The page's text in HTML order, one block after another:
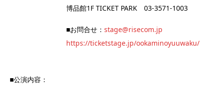
博品館1F TICKET PARK 03-3571-1003
■お問合せ： stage@risecom.jp
https://ticketstage.jp/ookaminoyuuwaku/
■公演内容：